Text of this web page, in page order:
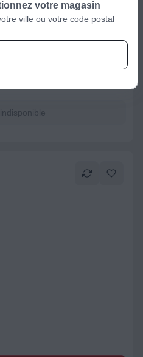
votre magasin
ville ou votre code postal